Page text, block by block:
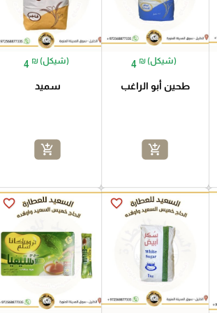
4 ₪ (شيكل)
طحين أبو الراغب
add_shopping_cart
4 ₪ (شيكل)
سميد
add_shopping_cart
favorite_border
favorite_border